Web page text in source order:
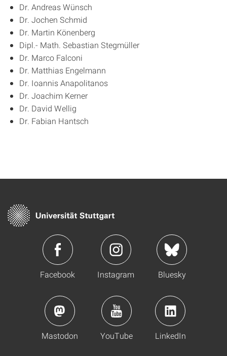
Dr. Andreas Wünsch
Dr. Jochen Schmid
Dr. Martin Könenberg
Dipl.- Math. Sebastian Stegmüller
Dr. Marco Falconi
Dr. Matthias Engelmann
Dr. Ioannis Anapolitanos
Dr. Joachim Kerner
Dr. David Wellig
Dr. Fabian Hantsch
Facebook Instagram Bluesky
Mastodon YouTube LinkedIn